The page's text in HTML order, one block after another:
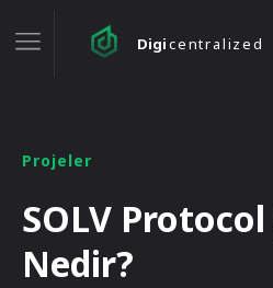
Digicentralized
Projeler
SOLV Protocol
Nedir?